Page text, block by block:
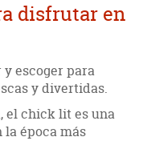
disfrutar en
escoger para
y divertidas.
el chick lit es una
época más